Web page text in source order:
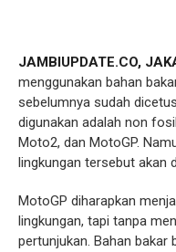
JAMBIUPDATE.CO,
menggunakan bahan
sebelumnya sudah
digunakan adalah non
Moto2, dan MotoGP.
lingkungan tersebut akan
MotoGP diharapkan
lingkungan, tapi tanpa
pertunjukan. Bahan bakar